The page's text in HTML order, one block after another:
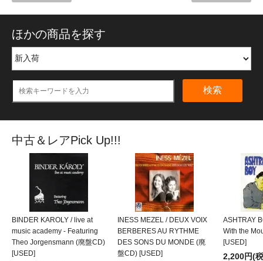
ほかの商品を探す
検索
中古＆レアPick Up!!!
BINDER KAROLY / live at
music academy - Featuring
Theo Jorgensmann (廃盤CD)
[USED]
INESS MEZEL / DEUX VOIX
BERBERES AU RYTHME
DES SONS DU MONDE (廃
盤CD) [USED]
ASHTRAY
With the
[USED]
2,200円(